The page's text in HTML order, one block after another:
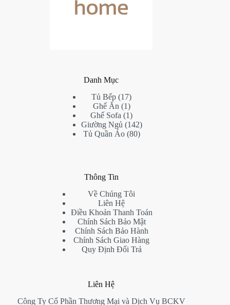
Danh Mục
Tủ Bếp 1717
products
Ghế Ăn 11
product
Ghế Sofa 11
product
Giường Ngủ 142142
products
Tủ Quần Áo 8080
Thông Tin
Về Chúng Tôi
Liên Hệ
Điều Khoản Thanh Toán
Chính Sách Bảo Mật
Chính Sách Bảo Hành
Chính Sách Giao Hàng
Quy Định Đổi Trả
Liên Hệ
Công Ty Cổ Phần Thương Mại và Dịch Vụ BCKV